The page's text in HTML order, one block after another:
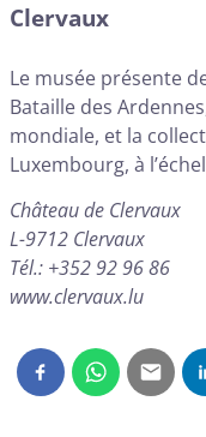
Clervaux
Le musée présente
Bataille des
mondiale, et la
Luxembourg, à
Château de Clervaux
L-9712 Clervaux
Tél.: +352 92 96 86
www.clervaux.lu